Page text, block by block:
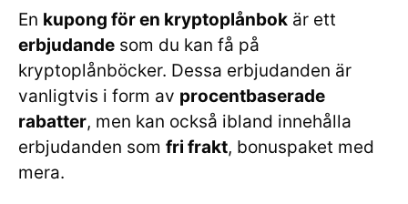
En kupong för en kryptoplånbok är ett
erbjudande som du kan få på
kryptoplånböcker. Dessa erbjudanden är
vanligtvis i form av procentbaserade
rabatter, men kan också ibland innehålla
erbjudanden som fri frakt, bonuspaket med
mera.